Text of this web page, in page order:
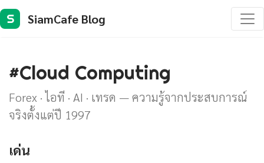
S SiamCafe Blog
#Cloud Computing
Forex · ไอที · AI · เทรด — ความรู้จากประสบการณ์
จริงตั้งแต่ปี 1997
เด่น